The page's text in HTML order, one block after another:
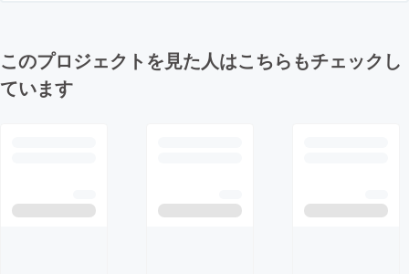
このプロジェクトを見た人はこちらもチェックし
ています